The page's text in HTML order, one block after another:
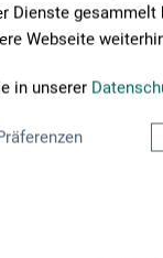
Dienste gesammelt
Webseite
in unserer